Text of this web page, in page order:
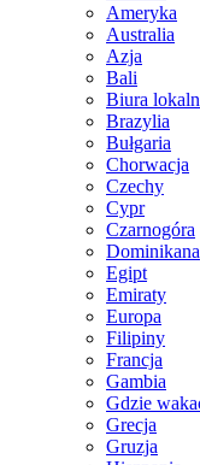
Ameryka
Australia
Azja
Bali
Biura
Brazylia
Bułgaria
Chorwacja
Czechy
Cypr
Czarnogóra
Dominikana
Egipt
Emiraty
Europa
Filipiny
Francja
Gambia
Gdzie
Grecja
Gruzja